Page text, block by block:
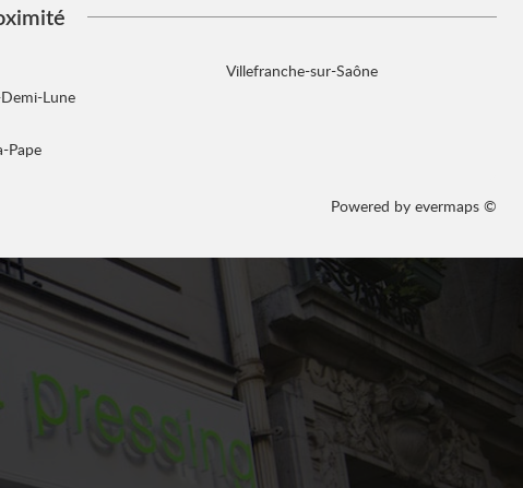
Lune
Pape
Villefranche-sur-Saône
Powered by evermaps ©